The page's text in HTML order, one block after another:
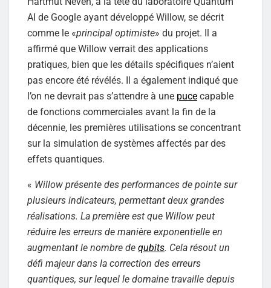
AI de Google ayant développé Willow, se décrit
comme le «principal optimiste» du projet. Il a
affirmé que Willow verrait des applications
pratiques, bien que les détails spécifiques n’aient
pas encore été révélés. Il a également indiqué que
l’on ne devrait pas s’attendre à une puce capable
de fonctions commerciales avant la fin de la
décennie, les premières utilisations se concentrant
sur la simulation de systèmes affectés par des
effets quantiques.
« Willow présente des performances de pointe sur
plusieurs indicateurs, permettant deux grandes
réalisations. La première est que Willow peut
réduire les erreurs de manière exponentielle en
augmentant le nombre de qubits. Cela résout un
défi majeur dans la correction des erreurs
quantiques, sur lequel le domaine travaille depuis